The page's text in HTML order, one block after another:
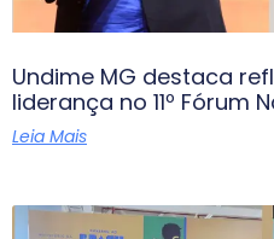
Undime MG destaca
liderança no 11º Fórum
Leia Mais